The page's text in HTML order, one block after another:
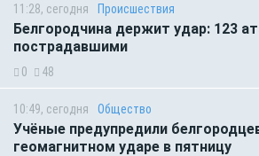
11:28, сегодня Происшествия
Белгородчина держит удар: 123
пострадавшими
0 48
10:49, сегодня Общество
Учёные предупредили
геомагнитном ударе в пятницу